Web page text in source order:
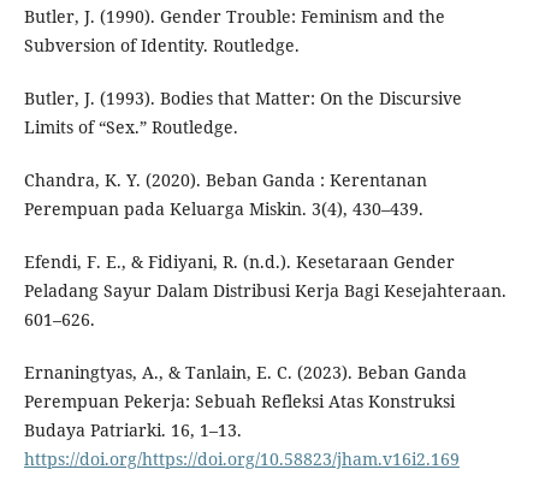
Butler, J. (1990). Gender Trouble: Feminism and the
Subversion of Identity. Routledge.
Butler, J. (1993). Bodies that Matter: On the Discursive
Limits of “Sex.” Routledge.
Chandra, K. Y. (2020). Beban Ganda : Kerentanan
Perempuan pada Keluarga Miskin. 3(4), 430–439.
Efendi, F. E., & Fidiyani, R. (n.d.). Kesetaraan Gender
Peladang Sayur Dalam Distribusi Kerja Bagi Kesejahteraan.
601–626.
Ernaningtyas, A., & Tanlain, E. C. (2023). Beban Ganda
Perempuan Pekerja: Sebuah Refleksi Atas Konstruksi
Budaya Patriarki. 16, 1–13.
https://doi.org/https://doi.org/10.58823/jham.v16i2.169